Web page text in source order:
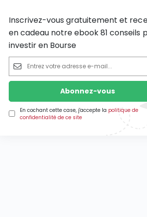
Inscrivez-vous gratuitement et
en cadeau notre ebook 81 conseils
investir en Bourse
En cochant cette case, j'accepte la politique de
confidentialité de ce site